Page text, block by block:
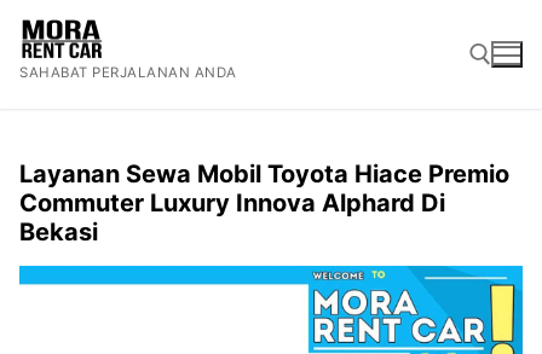
Lompat
konten
SAHABAT PERJALANAN ANDA
Layanan Sewa Mobil Toyota Hiace Premio
Commuter Luxury Innova Alphard Di
Bekasi